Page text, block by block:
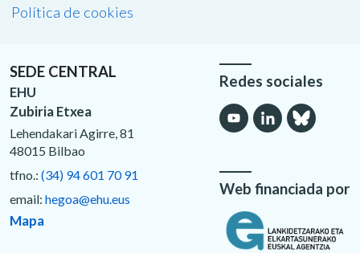
Política de cookies
SEDE CENTRAL
EHU
Zubiria Etxea
Lehendakari Agirre, 81
48015 Bilbao
tfno.: (34) 94 601 70 91
email: hegoa@ehu.eus
Mapa
Redes sociales
Web financiada por